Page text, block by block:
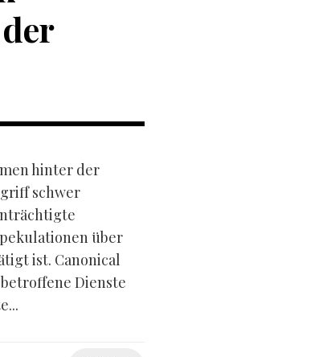
hinter der
schwer
über
ist. Canonical
Dienste